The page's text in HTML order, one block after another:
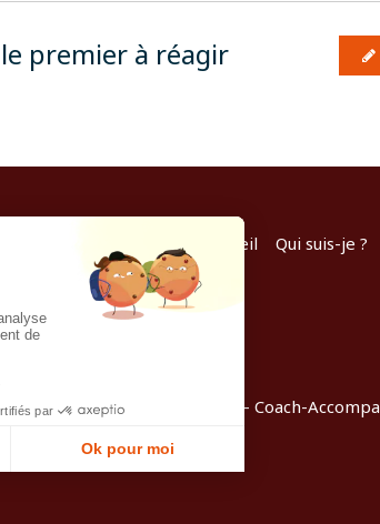
le premier à réagir
Accueil Qui suis-je ?
©2019 Marielle Couillerot - Coach-